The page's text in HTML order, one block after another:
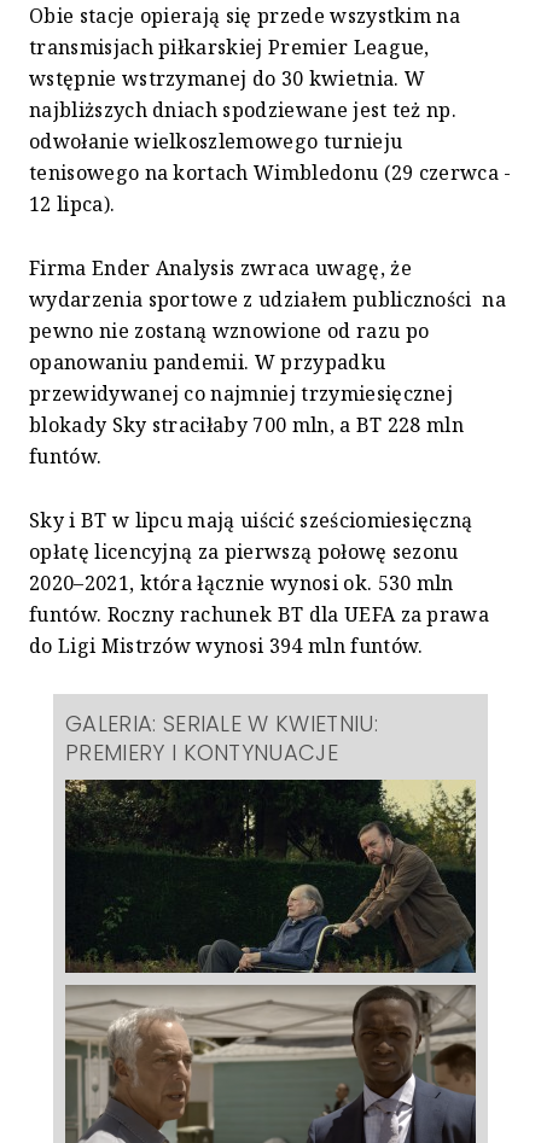
Obie stacje opierają się przede wszystkim na
transmisjach piłkarskiej Premier League,
wstępnie wstrzymanej do 30 kwietnia. W
najbliższych dniach spodziewane jest też np.
odwołanie wielkoszlemowego turnieju
tenisowego na kortach Wimbledonu (29 czerwca -
12 lipca).
Firma Ender Analysis zwraca uwagę, że
wydarzenia sportowe z udziałem publiczności na
pewno nie zostaną wznowione od razu po
opanowaniu pandemii. W przypadku
przewidywanej co najmniej trzymiesięcznej
blokady Sky straciłaby 700 mln, a BT 228 mln
funtów.
Sky i BT w lipcu mają uiścić sześciomiesięczną
opłatę licencyjną za pierwszą połowę sezonu
2020–2021, która łącznie wynosi ok. 530 mln
funtów. Roczny rachunek BT dla UEFA za prawa
do Ligi Mistrzów wynosi 394 mln funtów.
GALERIA: SERIALE W KWIETNIU:
PREMIERY I KONTYNUACJE